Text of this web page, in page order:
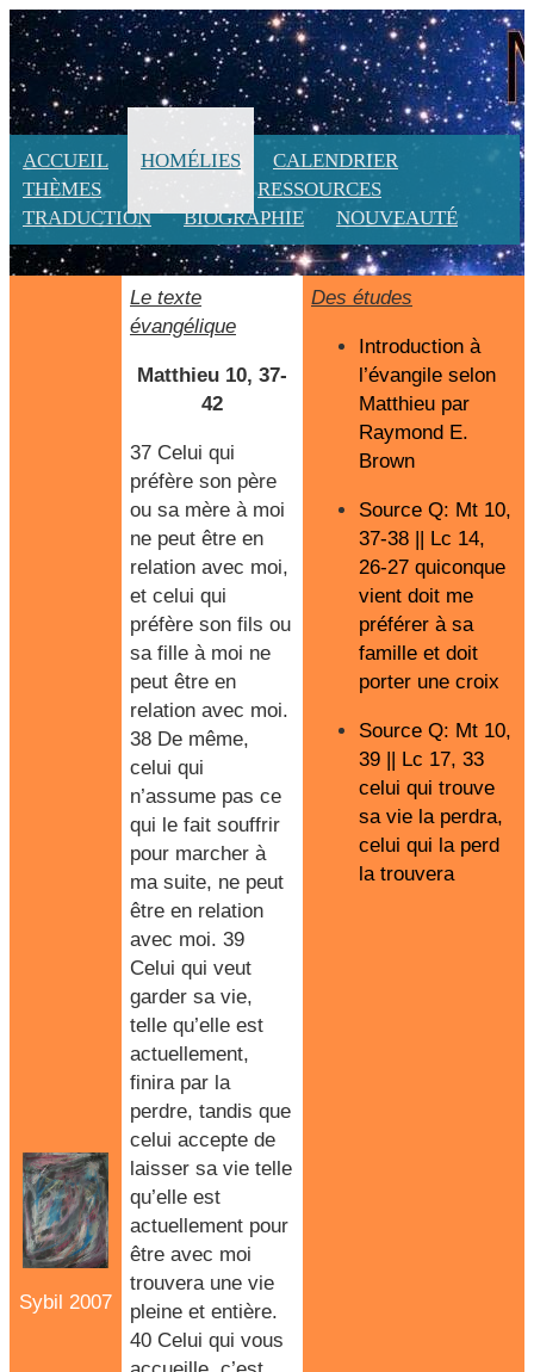
ACCUEIL HOMÉLIES
CALENDRIER
THÈMES
RESSOURCES
TRADUCTION
BIOGRAPHIE NOUVEAUTÉ
Sybil 2007
Le texte
évangélique
Matthieu 10, 37-
42
37 Celui qui
préfère son père
ou sa mère à moi
ne peut être en
relation avec moi,
et celui qui
préfère son fils ou
sa fille à moi ne
peut être en
relation avec moi.
38 De même,
celui qui
n’assume pas ce
qui le fait souffrir
pour marcher à
ma suite, ne peut
être en relation
avec moi. 39
Celui qui veut
garder sa vie,
telle qu’elle est
actuellement,
finira par la
perdre, tandis que
celui accepte de
laisser sa vie telle
qu’elle est
actuellement pour
être avec moi
trouvera une vie
pleine et entière.
40 Celui qui vous
Des études
Introduction à
l’évangile selon
Matthieu par
Raymond E.
Brown
Source Q: Mt 10,
37-38 || Lc 14,
26-27 quiconque
vient doit me
préférer à sa
famille et doit
porter une croix
Source Q: Mt 10,
39 || Lc 17, 33
celui qui trouve
sa vie la perdra,
celui qui la perd
la trouvera